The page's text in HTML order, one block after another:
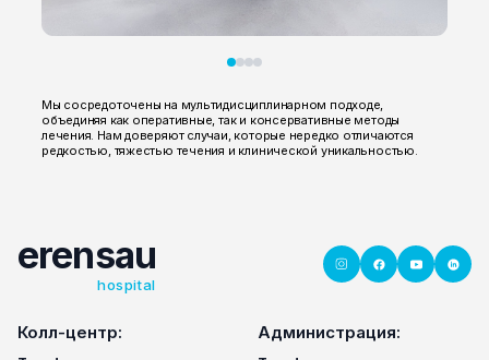
Мы сосредоточены на мультидисциплинарном подходе,
объединяя как оперативные, так и консервативные методы
лечения. Нам доверяют случаи, которые нередко отличаются
редкостью, тяжестью течения и клинической уникальностью.
erensau
hospital
Колл-центр: Администрация: